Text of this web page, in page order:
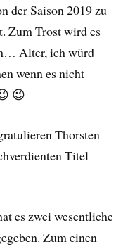
der Saison 2019 zu
Zum Trost wird es
Alter, ich würd
wenn es nicht
😉
Thorsten
Titel
es zwei wesentliche
Zum einen